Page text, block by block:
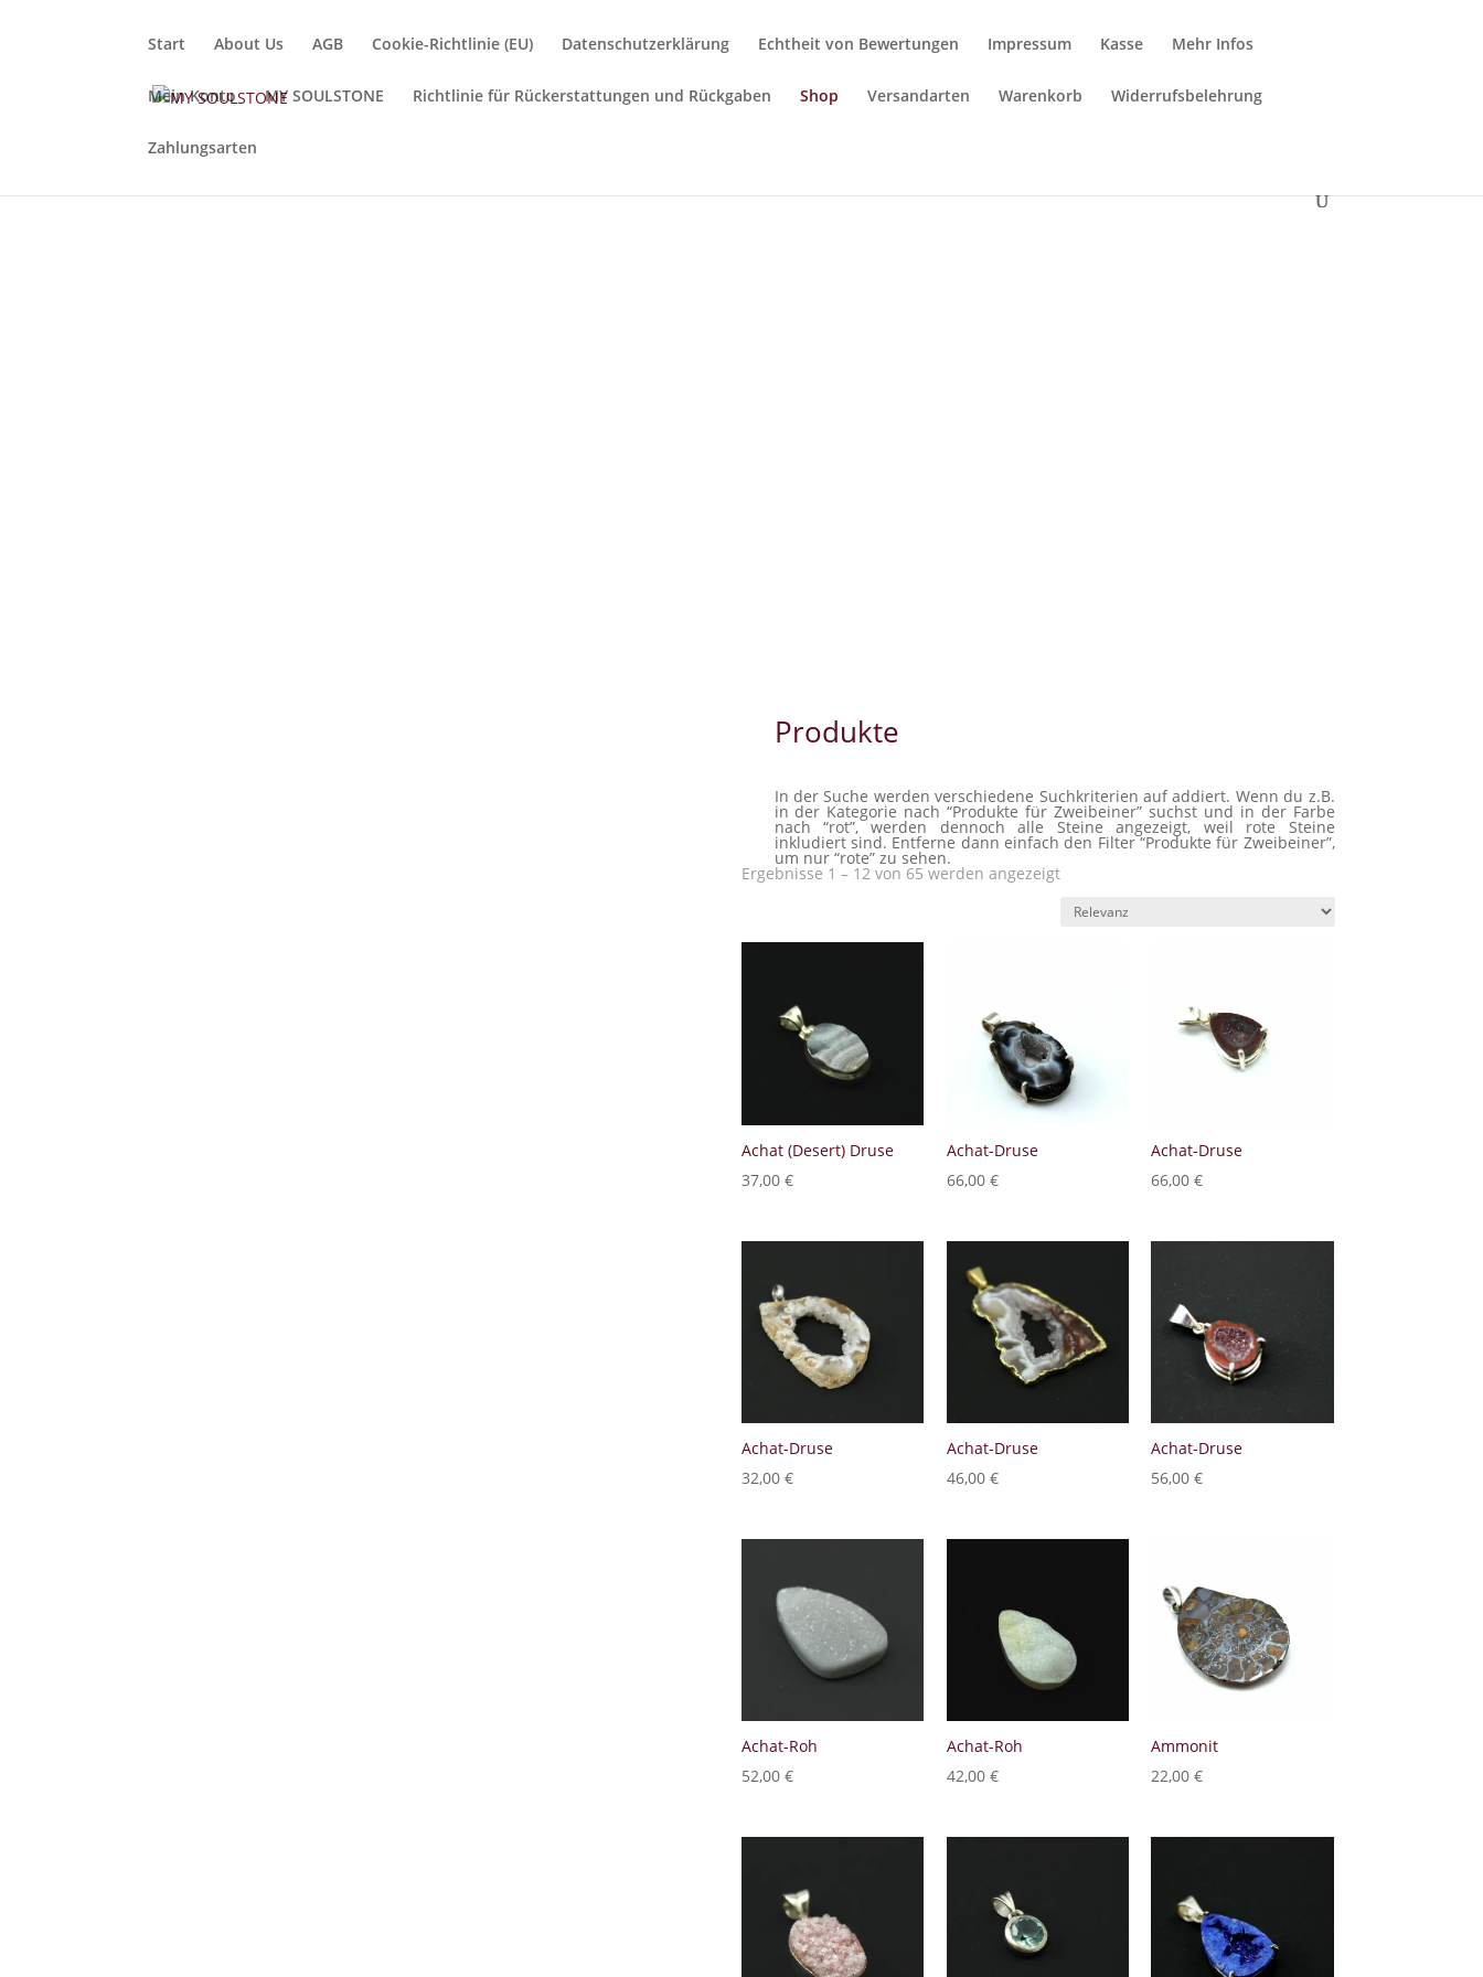
Start About Us AGB Cookie-Richtlinie (EU) Datenschutzerklärung Echtheit von Bewertungen Impressum Kasse Mehr Infos
Mein Konto MY SOULSTONE Richtlinie für Rückerstattungen und Rückgaben Shop Versandarten Warenkorb Widerrufsbelehrung
Zahlungsarten
Produkte
In der Suche werden verschiedene Suchkriterien auf addiert. Wenn du z.B.
in der Kategorie nach “Produkte für Zweibeiner” suchst und in der Farbe
nach “rot”, werden dennoch alle Steine angezeigt, weil rote Steine
inkludiert sind. Entferne dann einfach den Filter “Produkte für Zweibeiner”,
um nur “rote” zu sehen.
Ergebnisse 1 – 12 von 65 werden angezeigt
Achat (Desert) Druse
37,00 €
Achat-Druse
66,00 €
Achat-Druse
66,00€
Achat-Druse
32,00 €
Achat-Druse
46,00 €
Achat-Druse
56,00€
Achat-Roh
52,00 €
Achat-Roh
42,00 €
Ammonit
22,00€